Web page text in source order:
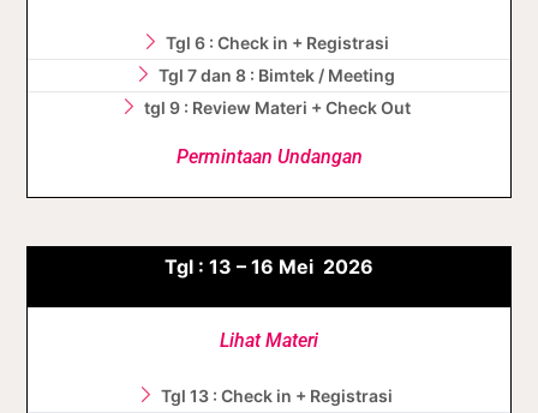
Tgl 6 : Check in + Registrasi
Tgl 7 dan 8 : Bimtek / Meeting
tgl 9 : Review Materi + Check Out
Permintaan Undangan
Tgl : 13 – 16 Mei 2026
Lihat Materi
Tgl 13 : Check in + Registrasi